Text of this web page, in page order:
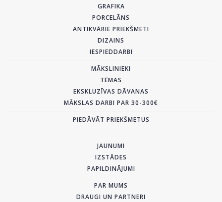
GRAFIKA
PORCELĀNS
ANTIKVĀRIE PRIEKŠMETI
DIZAINS
IESPIEDDARBI
MĀKSLINIEKI
TĒMAS
EKSKLUZĪVAS DĀVANAS
MĀKSLAS DARBI PAR 30-300€
PIEDĀVĀT PRIEKŠMETUS
JAUNUMI
IZSTĀDES
PAPILDINĀJUMI
PAR MUMS
DRAUGI UN PARTNERI